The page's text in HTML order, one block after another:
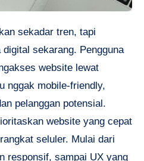
sekadar tren, tapi
sekarang. Pengguna
website lewat
nggak mobile-friendly,
pelanggan potensial.
website yang cepat
seluler. Mulai dari
responsif, sampai UX yang